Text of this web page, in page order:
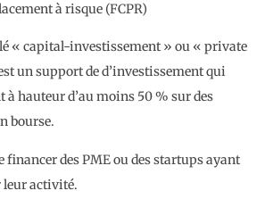
à risque (FCPR)
« capital-investissement » ou « private
un support de d’investissement qui
à hauteur d’au moins 50 % sur des
bourse.
financer des PME ou des startups ayant
leur activité.